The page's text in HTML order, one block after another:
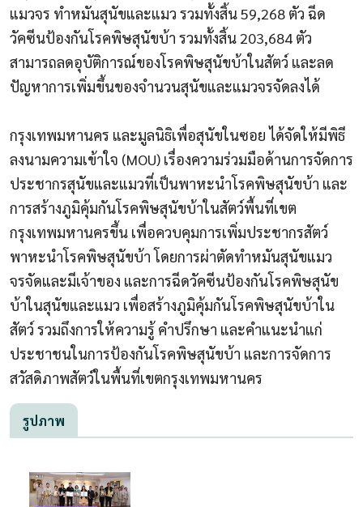
แมวจร ทำหมันสุนัขและแมว รวมทั้งสิ้น 59,268 ตัว ฉีด
วัคซีนป้องกันโรคพิษสุนัขบ้า รวมทั้งสิ้น 203,684 ตัว
สามารถลดอุบัติการณ์ของโรคพิษสุนัขบ้าในสัตว์ และลด
ปัญหาการเพิ่มขึ้นของจำนวนสุนัขและแมวจรจัดลงได้
กรุงเทพมหานคร และมูลนิธิเพื่อสุนัขในซอย ได้จัดให้มีพิธี
ลงนามความเข้าใจ (MOU) เรื่องความร่วมมือด้านการจัดการ
ประชากรสุนัขและแมวที่เป็นพาหะนำโรคพิษสุนัขบ้า และ
การสร้างภูมิคุ้มกันโรคพิษสุนัขบ้าในสัตว์พื้นที่เขต
กรุงเทพมหานครขึ้น เพื่อควบคุมการเพิ่มประชากรสัตว์
พาหะนำโรคพิษสุนัขบ้า โดยการผ่าตัดทำหมันสุนัขแมว
จรจัดและมีเจ้าของ และการฉีดวัคซีนป้องกันโรคพิษสุนัข
บ้าในสุนัขและแมว เพื่อสร้างภูมิคุ้มกันโรคพิษสุนัขบ้าใน
สัตว์ รวมถึงการให้ความรู้ คำปรึกษา และคำแนะนำแก่
ประชาชนในการป้องกันโรคพิษสุนัขบ้า และการจัดการ
สวัสดิภาพสัตว์ในพื้นที่เขตกรุงเทพมหานคร
รูปภาพ